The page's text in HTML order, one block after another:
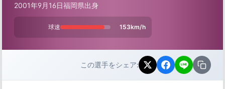
2001年9月16日福岡県出身
球速 153km/h
この選手をシェア: